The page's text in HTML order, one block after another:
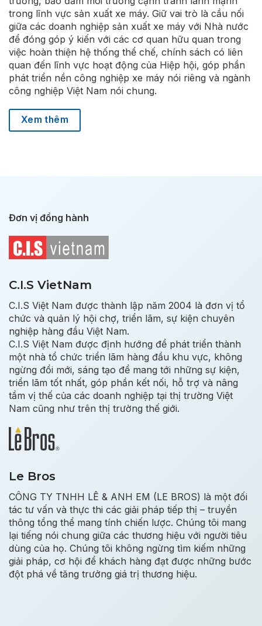
trong lĩnh vực sản xuất xe máy. Giữ vai trò là cầu nối
giữa các doanh nghiệp sản xuất xe máy với Nhà nước
để đóng góp ý kiến với các cơ quan hữu quan trong
việc hoàn thiện hệ thống thể chế, chính sách có liên
quan đến lĩnh vực hoạt động của Hiệp hội, góp phần
phát triển nền công nghiệp xe máy nói riêng và ngành
công nghiệp Việt Nam nói chung.
Xem thêm
Đơn vị đồng hành
C.I.S VietNam
C.I.S Việt Nam được thành lập năm 2004 là đơn vị tổ
chức và quản lý hội chợ, triển lãm, sự kiện chuyên
nghiệp hàng đầu Việt Nam.
C.I.S Việt Nam được định hướng để phát triển thành
một nhà tổ chức triển lãm hàng đầu khu vực, không
ngừng đổi mới, sáng tạo để mang tới những sự kiện,
triển lãm tốt nhất, góp phần kết nối, hỗ trợ và nâng
tầm vị thế của các doanh nghiệp tại thị trường Việt
Nam cũng như trên thị trường thế giới.
Le Bros
CÔNG TY TNHH LÊ & ANH EM (LE BROS) là một đối
tác tư vấn và thực thi các giải pháp tiếp thị – truyền
thông tổng thể mang tính chiến lược. Chúng tôi mang
lại tiếng nói chung giữa các thương hiệu với người tiêu
dùng của họ. Chúng tôi không ngừng tìm kiếm những
giải pháp, cơ hội để khách hàng đạt được những bước
đột phá về tăng trưởng giá trị thương hiệu.